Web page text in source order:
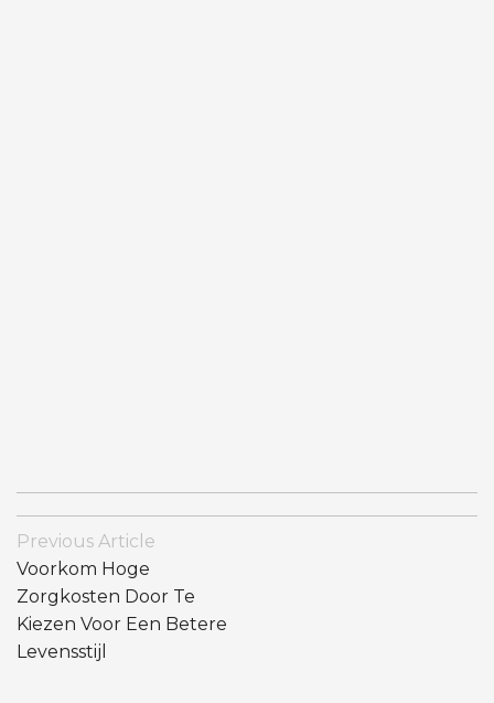
Bericht
Navigatie
Previous Article
Voorkom Hoge
Zorgkosten Door Te
Kiezen Voor Een Betere
Levensstijl